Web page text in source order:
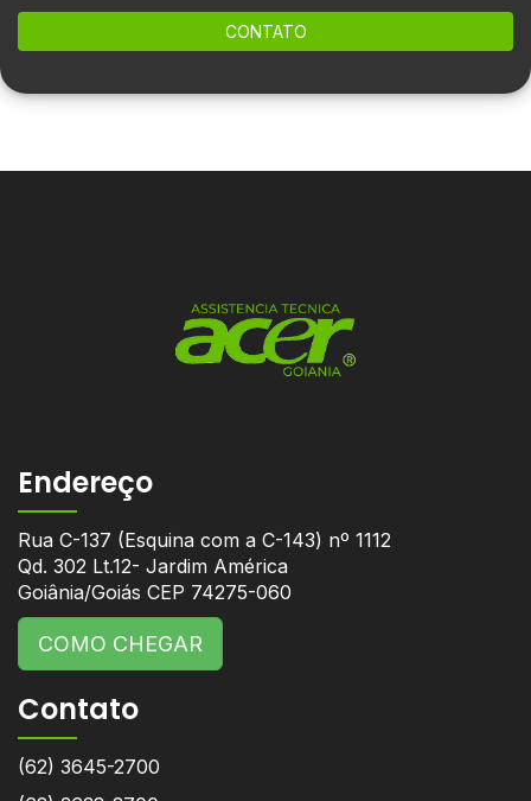
CONTATO
Endereço
Rua C-137 (Esquina com a C-143) nº 1112
Qd. 302 Lt.12- Jardim América
Goiânia/Goiás CEP 74275-060
COMO CHEGAR
Contato
(62) 3645-2700